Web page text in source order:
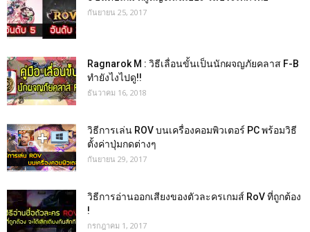
กันยายน 25, 2017
Ragnarok M : วิธีเลื่อนขั้นเป็นนักผจญภัยคลาส F-B
ทำยังไงไปดู!!
ธันวาคม 16, 2018
วิธีการเล่น ROV บนเครื่องคอมพิวเตอร์ PC พร้อมวิธี
ตั้งค่าปุ่มกดต่างๆ
กันยายน 29, 2017
วิธีการอ่านออกเสียงของตัวละครเกมส์ RoV ที่ถูกต้อง
!
กรกฎาคม 1, 2017